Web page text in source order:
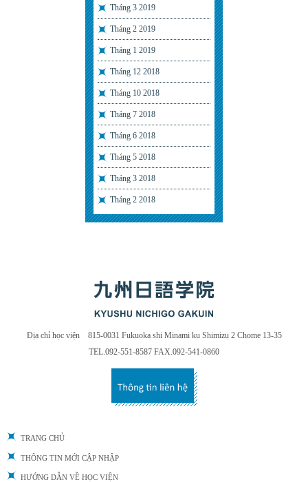
Tháng 3 2019
Tháng 2 2019
Tháng 1 2019
Tháng 12 2018
Tháng 10 2018
Tháng 7 2018
Tháng 6 2018
Tháng 5 2018
Tháng 3 2018
Tháng 2 2018
Địa chỉ học viện 815-0031 Fukuoka shi Minami ku Shimizu 2 Chome 13-35
TEL.092-551-8587 FAX.092-541-0860
TRANG CHỦ
THÔNG TIN MỚI CẬP NHẬP
HƯỚNG DẪN VỀ HỌC VIỆN